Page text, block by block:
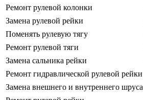
Ремонт рулевой колонки
Замена рулевой рейки
Поменять рулевую тягу
Ремонт рулевой тяги
Замена сальника рейки
Ремонт гидравлической рулевой рейки
Замена внешнего и внутреннего шруса